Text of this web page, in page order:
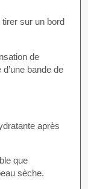
sur un bord
de
bande de
après
que
sèche.